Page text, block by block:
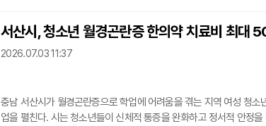
인 방제를 진행했다. 성충이 무리 지어 나오기 전인 5월 중순에는 등
충 서식지를 건조하게 만들며 성충 우화를 사전에 억제했다. 이어 5월
등 총 15
서산시, 청소년 월경곤란증 한의약 치료비 최대
2026.07.03 11:37
충남 서산시가 월경곤란증으로 학업에 어려움을 겪는 지역 여성 청소
업을 펼친다. 시는 청소년들이 신체적 통증을 완화하고 정서적 안정